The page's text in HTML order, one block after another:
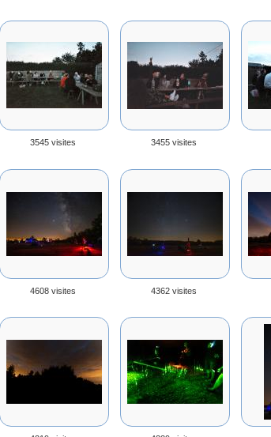
3545 visites 3455 visites
4608 visites 4362 visites